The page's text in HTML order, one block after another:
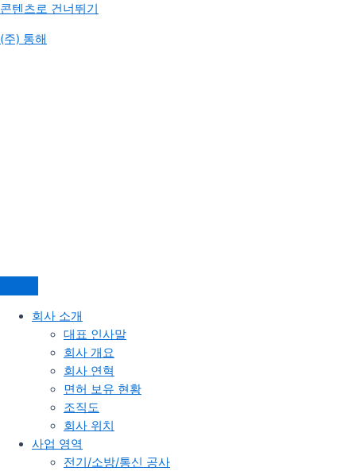
콘텐츠로 건너뛰기
(주) 통해
회사 소개
대표 인사말
회사 개요
회사 연혁
면허 보유 현황
조직도
회사 위치
사업 영역
전기/소방/통신 공사